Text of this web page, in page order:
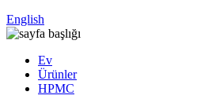
English
Ev
Ürünler
HPMC